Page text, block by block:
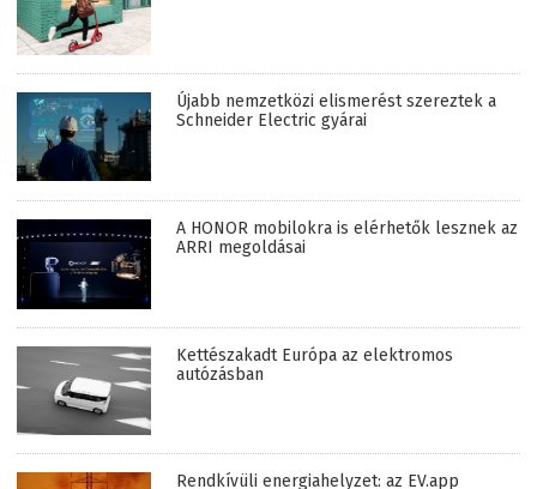
Újabb nemzetközi elismerést szereztek a
Schneider Electric gyárai
A HONOR mobilokra is elérhetők lesznek az
ARRI megoldásai
Kettészakadt Európa az elektromos
autózásban
Rendkívüli energiahelyzet: az EV.app